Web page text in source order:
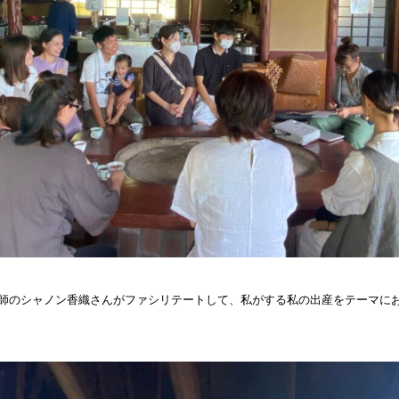
のシャノン香織さんがファシリテートして、 私がする私の出産をテーマに